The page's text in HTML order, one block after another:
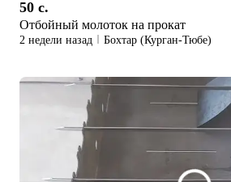
50 c.
Отбойный молоток на прокат
2 недели назад Бохтар (Курган-Тюбе)